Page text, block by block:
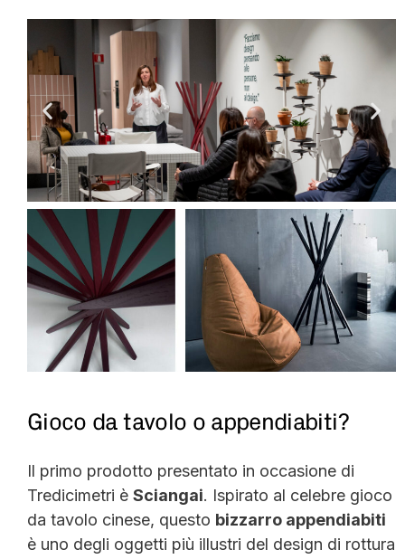
Gioco da tavolo o appendiabiti?
Il primo prodotto presentato in occasione di
Tredicimetri è Sciangai. Ispirato al celebre gioco
da tavolo cinese, questo bizzarro appendiabiti
è uno degli oggetti più illustri del design di rottura